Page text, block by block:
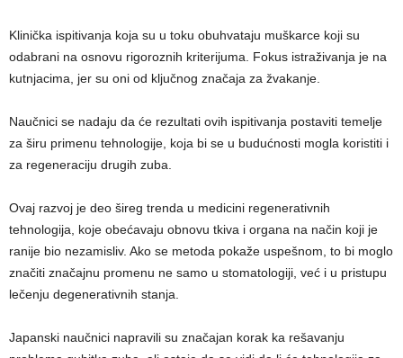
Klinička ispitivanja koja su u toku obuhvataju muškarce koji su
odabrani na osnovu rigoroznih kriterijuma. Fokus istraživanja je na
kutnjacima, jer su oni od ključnog značaja za žvakanje.
Naučnici se nadaju da će rezultati ovih ispitivanja postaviti temelje
za širu primenu tehnologije, koja bi se u budućnosti mogla koristiti i
za regeneraciju drugih zuba.
Ovaj razvoj je deo šireg trenda u medicini regenerativnih
tehnologija, koje obećavaju obnovu tkiva i organa na način koji je
ranije bio nezamisliv. Ako se metoda pokaže uspešnom, to bi moglo
značiti značajnu promenu ne samo u stomatologiji, već i u pristupu
lečenju degenerativnih stanja.
Japanski naučnici napravili su značajan korak ka rešavanju